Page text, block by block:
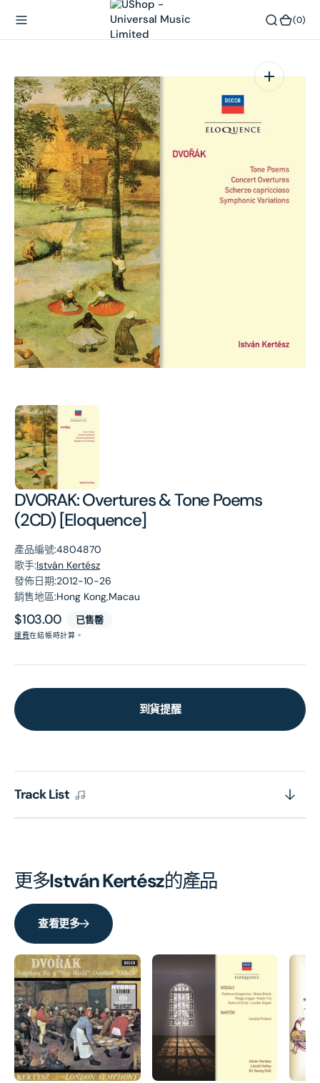
(0)
DVORAK: Overtures & Tone Poems
(2CD) [Eloquence]
產品編號:4804870
歌手:István Kertész
發佈日期:2012-10-26
銷售地區:Hong Kong,Macau
原
價
$103.00 已售罄
運費在結帳時計算。
到貨提醒
Track List
在
相
簿
中
1
張
更多István Kertész的產品
查看更多